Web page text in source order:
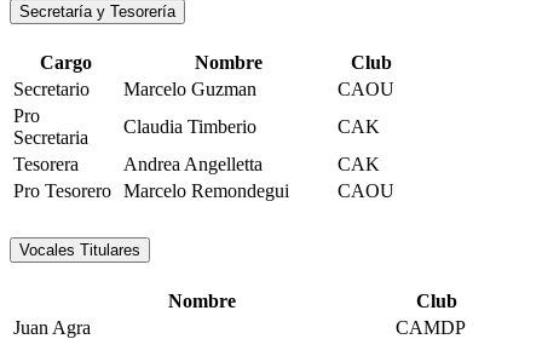
Secretaría y Tesorería
Cargo Nombre
Club
Secretario
Marcelo Guzman
CAOU
Pro
Secretaria
Claudia Timberio
CAK
Tesorera
Andrea Angelletta
CAK
Pro Tesorero Marcelo Remondegui CAOU
Vocales Titulares
Nombre
Club
Juan Agra
CAMDP